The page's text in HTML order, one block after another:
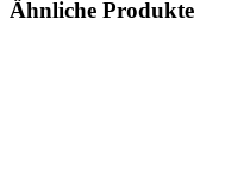
Ähnliche Produkte